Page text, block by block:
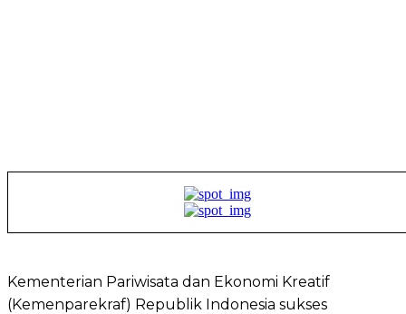
Kementerian Pariwisata dan Ekonomi Kreatif
(Kemenparekraf) Republik Indonesia sukses